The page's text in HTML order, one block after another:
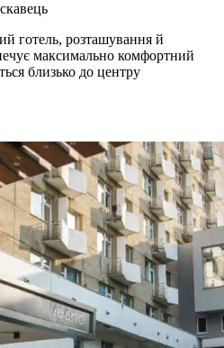
готель, розташування й
максимально комфортний
близько до центру